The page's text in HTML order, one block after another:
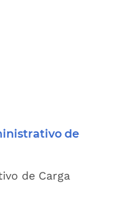
de
de Carga